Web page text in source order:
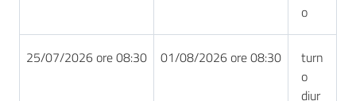
o
25/07/2026 ore 08:30 01/08/2026 ore 08:30
turn
o
diur